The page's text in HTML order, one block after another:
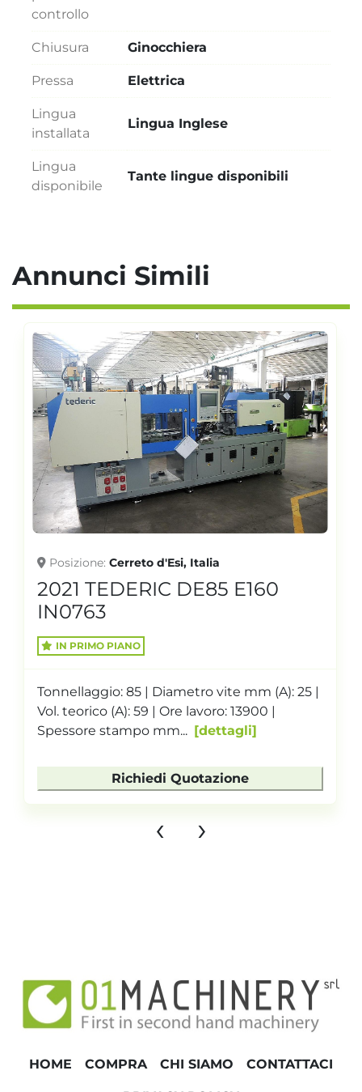
controllo
Chiusura Ginocchiera
Pressa Elettrica
Lingua
installata
Lingua Inglese
Lingua
disponibile
Tante lingue disponibili
Annunci Simili
Posizione Cerreto d'Esi, Italia
2021 TEDERIC DE85 E160
IN0763
IN PRIMO PIANO
Tonnellaggio: 85 | Diametro vite mm (A): 25 |
Vol. teorico (A): 59 | Ore lavoro: 13900 |
Spessore stampo mm...
dettagli
Richiedi Quotazione
‹ ›
HOME COMPRA CHI SIAMO CONTATTACI